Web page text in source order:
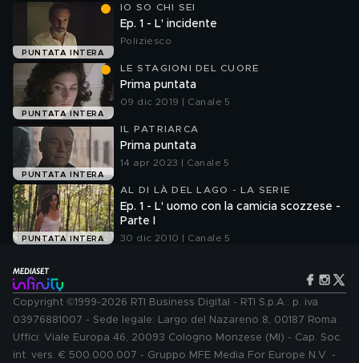
PUNTATA INTERA
IO SO CHI SEI
Ep. 1 - L' incidente
Poliziesco
PUNTATA INTERA
LE STAGIONI DEL CUORE
Prima puntata
09 dic 2019 | Canale 5
PUNTATA INTERA
IL PATRIARCA
Prima puntata
14 apr 2023 | Canale 5
PUNTATA INTERA
AL DI LÀ DEL LAGO - LA SERIE
Ep. 1 - L' uomo con la camicia scozzese -
Parte I
30 dic 2010 | Canale 5
Copyright ©1999-2026 RTI Business Digital - RTI S.p.A.: p. iva
03976881007 - Sede legale: Largo del Nazareno 8, 00187 Roma.
Uffici: Viale Europa 46, 20093 Cologno Monzese (MI) - Cap. Soc.
int. vers. € 500.000.007 - Gruppo MFE Media For Europe N.V. -